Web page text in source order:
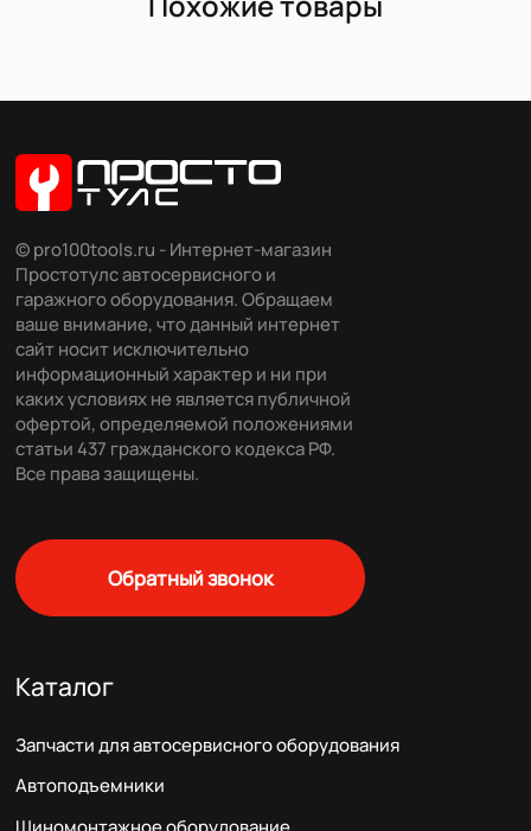
© pro100tools.ru - Интернет-магазин
Простотулс автосервисного и
гаражного оборудования. Обращаем
ваше внимание, что данный интернет
сайт носит исключительно
информационный характер и ни при
каких условиях не является публичной
офертой, определяемой положениями
статьи 437 гражданского кодекса РФ.
Все права защищены.
Обратный звонок
Каталог
Запчасти для автосервисного оборудования
Автоподъемники